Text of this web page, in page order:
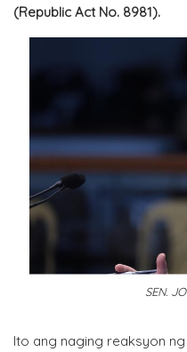
(Republic Act No. 8981).
SEN.
Ito ang naging reaksyon